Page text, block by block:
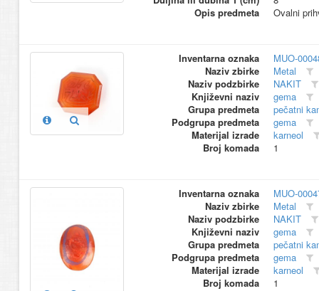
Opis predmeta
Ovalni
Inventarna oznaka
MUO-
Naziv zbirke
Metal
Naziv podzbirke
NAKIT
Književni naziv
gema
Grupa predmeta
pečatni
Podgrupa predmeta
gema
Materijal izrade
karneol
Broj komada
1
Inventarna oznaka
MUO-
Naziv zbirke
Metal
Naziv podzbirke
NAKIT
Književni naziv
gema
Grupa predmeta
pečatni
Podgrupa predmeta
gema
Materijal izrade
karneol
Broj komada
1